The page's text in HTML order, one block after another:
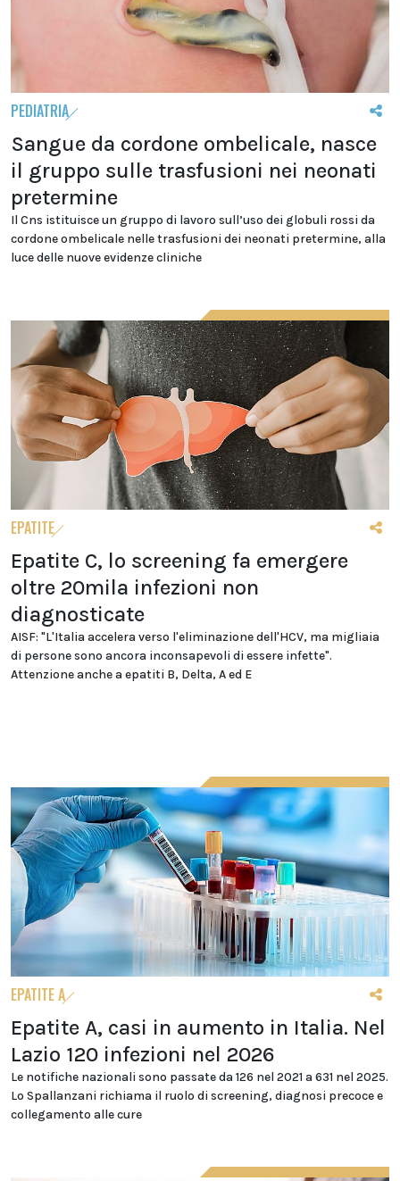
PEDIATRIA
Sangue da cordone ombelicale, nasce
il gruppo sulle trasfusioni nei neonati
pretermine
Il Cns istituisce un gruppo di lavoro sull’uso dei globuli rossi da
cordone ombelicale nelle trasfusioni dei neonati pretermine, alla
luce delle nuove evidenze cliniche
EPATITE
Epatite C, lo screening fa emergere
oltre 20mila infezioni non
diagnosticate
AISF: "L'Italia accelera verso l'eliminazione dell'HCV, ma migliaia
di persone sono ancora inconsapevoli di essere infette".
Attenzione anche a epatiti B, Delta, A ed E
EPATITE A
Epatite A, casi in aumento in Italia. Nel
Lazio 120 infezioni nel 2026
Le notifiche nazionali sono passate da 126 nel 2021 a 631 nel 2025.
Lo Spallanzani richiama il ruolo di screening, diagnosi precoce e
collegamento alle cure